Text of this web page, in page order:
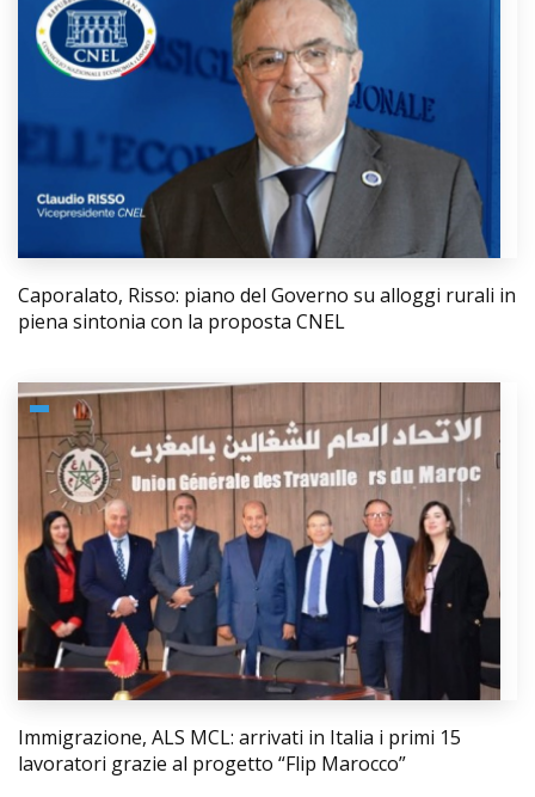
Caporalato, Risso: piano del Governo su alloggi rurali in
piena sintonia con la proposta CNEL
Immigrazione, ALS MCL: arrivati in Italia i primi 15
lavoratori grazie al progetto “Flip Marocco”